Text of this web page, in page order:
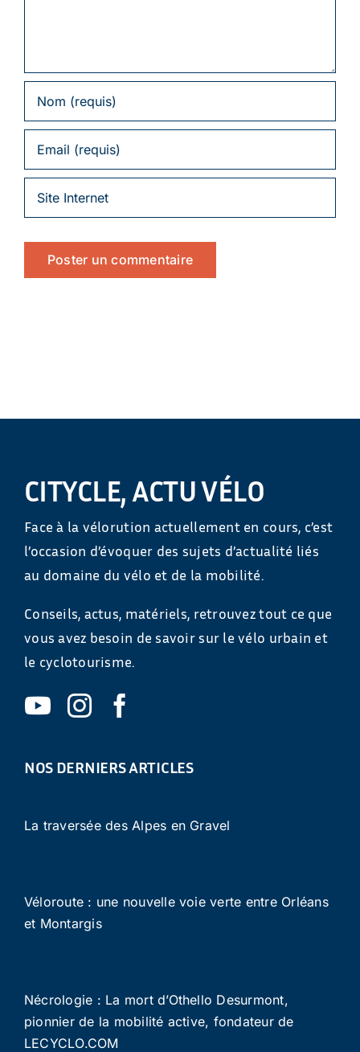
CITYCLE, ACTU VÉLO
Face à la vélorution actuellement en cours, c’est
l’occasion d’évoquer des sujets d’actualité liés
au domaine du vélo et de la mobilité.
Conseils, actus, matériels, retrouvez tout ce que
vous avez besoin de savoir sur le vélo urbain et
le cyclotourisme.
NOS DERNIERS ARTICLES
La traversée des Alpes en Gravel
Véloroute : une nouvelle voie verte entre Orléans
et Montargis
Nécrologie : La mort d’Othello Desurmont,
pionnier de la mobilité active, fondateur de
LECYCLO.COM